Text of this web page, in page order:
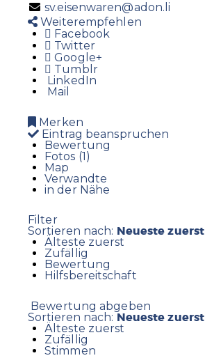
sv.eisenwaren@adon.li
Weiterempfehlen
Facebook
Twitter
Google+
Tumblr
LinkedIn
Mail
Merken
Eintrag beanspruchen
Bewertung
Fotos (1)
Map
Verwandte
in der Nähe
Filter
Sortieren nach: Neueste zuerst
Älteste zuerst
Zufällig
Bewertung
Hilfsbereitschaft
Bewertung abgeben
Sortieren nach: Neueste zuerst
Älteste zuerst
Zufällig
Stimmen